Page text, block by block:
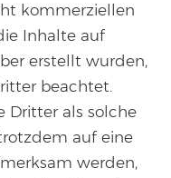
kommerziellen
Inhalte auf
erstellt wurden,
beachtet.
Dritter als solche
auf eine
werden,